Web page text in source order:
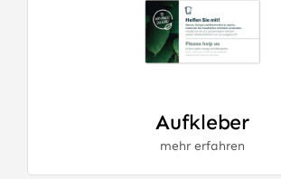
Aufkleber
mehr erfahren